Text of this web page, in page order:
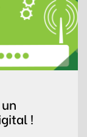
!